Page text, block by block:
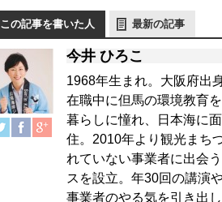
この記事を書いた人 最新の記事
今井 ひろこ
1968年生まれ。大阪府出
在職中に但馬の環境教育
暮らしに憧れ、日本海に
住。2010年より観光まち
れていない事業者に出会
スを設立。年30回の講演
事業者のやる気を引き出